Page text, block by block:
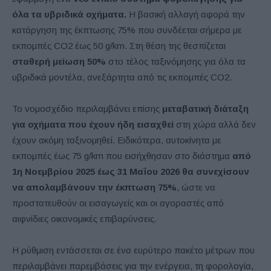
όλα τα υβριδικά οχήματα. Η βασική αλλαγή αφορά την
κατάργηση της έκπτωσης 75% που συνδέεται σήμερα με
εκπομπές CO2 έως 50 g/km. Στη θέση της θεσπίζεται
σταθερή μείωση 50% στο τέλος ταξινόμησης για όλα τα
υβριδικά μοντέλα, ανεξάρτητα από τις εκπομπές CO2.
Το νομοσχέδιο περιλαμβάνει επίσης μεταβατική διάταξη
για οχήματα που έχουν ήδη εισαχθεί στη χώρα αλλά δεν
έχουν ακόμη ταξινομηθεί. Ειδικότερα, αυτοκίνητα με
εκπομπές έως 75 g/km που εισήχθησαν στο διάστημα από
1η Νοεμβρίου 2025 έως 31 Μαΐου 2026 θα συνεχίσουν
να απολαμβάνουν την έκπτωση 75%, ώστε να
προστατευθούν οι εισαγωγείς και οι αγοραστές από
αιφνίδιες οικονομικές επιβαρύνσεις.
Η ρύθμιση εντάσσεται σε ένα ευρύτερο πακέτο μέτρων που
περιλαμβάνει παρεμβάσεις για την ενέργεια, τη φορολογία,